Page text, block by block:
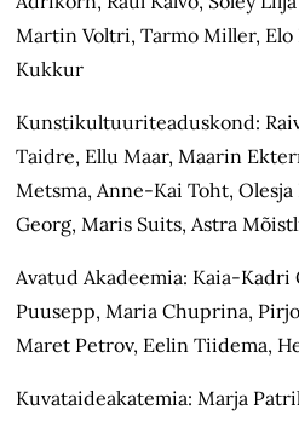
Martin Voltri, Tarmo Miller,
Kukkur
Kunstikultuuriteaduskond:
Taidre, Ellu Maar, Maarin
Metsma, Anne-Kai Toht, Olesja
Georg, Maris Suits, Astra
Avatud Akadeemia: Kaia-Kadri
Puusepp, Maria Chuprina,
Maret Petrov, Eelin Tiidema,
Kuvataideakatemia: Marja